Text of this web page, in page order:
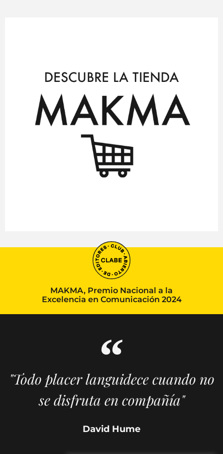
MAKMA, Premio Nacional a la
Excelencia en Comunicación 2024
"Todo placer languidece cuando no
se disfruta en compañía"
David Hume